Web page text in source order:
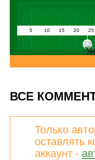
5 10 15 20 25
ВСЕ
Только
оставлять
аккаунт -